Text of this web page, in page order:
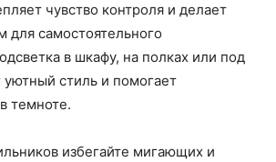
чувство контроля и делает
для самостоятельного
в шкафу, на полках или под
уютный стиль и помогает
темноте.
избегайте мигающих и